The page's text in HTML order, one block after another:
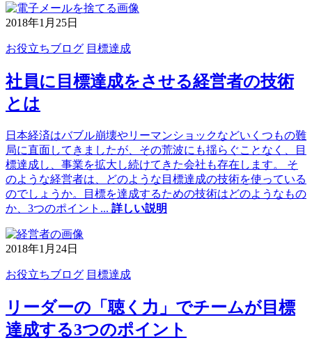
2018年1月25日
お役立ちブログ 目標達成
社員に目標達成をさせる経営者の技術
とは
日本経済はバブル崩壊やリーマンショックなどいくつもの難
局に直面してきましたが、その荒波にも揺らぐことなく、目
標達成し、事業を拡大し続けてきた会社も存在します。 そ
のような経営者は、どのような目標達成の技術を使っている
のでしょうか。目標を達成するための技術はどのようなもの
か、3つのポイント ... 詳しい説明
2018年1月24日
お役立ちブログ 目標達成
リーダーの「聴く力」でチームが目標
達成する3つのポイント